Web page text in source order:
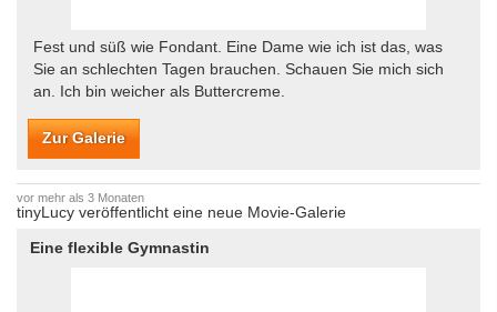
Fest und süß wie Fondant. Eine Dame wie ich ist das, was
Sie an schlechten Tagen brauchen. Schauen Sie mich sich
an. Ich bin weicher als Buttercreme.
Zur Galerie
vor mehr als 3 Monaten
tinyLucy veröffentlicht eine neue Movie-Galerie
Eine flexible Gymnastin